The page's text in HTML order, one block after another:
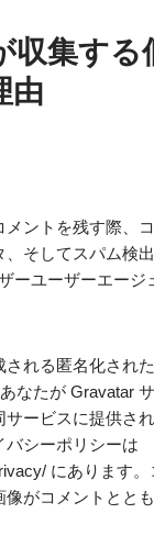
収集する
由
ントを残す際、
そしてスパム検
ーユーザーエージ
される匿名化され
なたが Gravatar
ービスに提供さ
バシーポリシーは
にあります
像がコメントとと